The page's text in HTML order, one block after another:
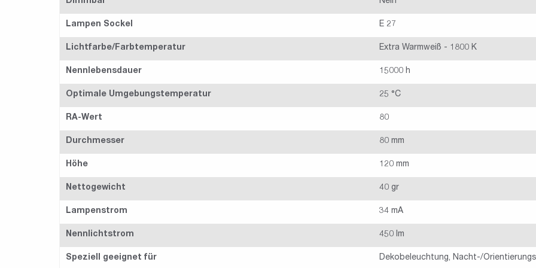
Lampen Sockel E 27
Lichtfarbe/Farbtemperatur Extra Warmweiß - 1800 K
Nennlebensdauer 15000 h
Optimale Umgebungstemperatur 25 °C
RA-Wert 80
Durchmesser 80 mm
Höhe 120 mm
Nettogewicht 40 gr
Lampenstrom 34 mA
Nennlichtstrom 450 lm
Speziell geeignet für Dekobeleuchtung, Nacht-/